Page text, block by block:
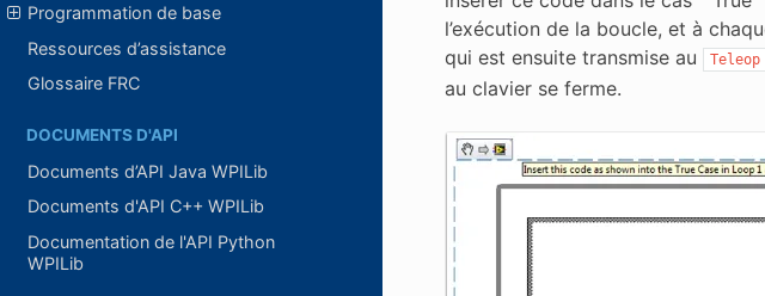
Programmation de base
Ressources d’assistance
Glossaire FRC
DOCUMENTS D'API
Documents d’API Java WPILib
Documents d'API C++ WPILib
Documentation de l'API Python
WPILib
l’exécution de la boucle, et à
qui est ensuite transmise au
Teleop
au clavier se ferme.